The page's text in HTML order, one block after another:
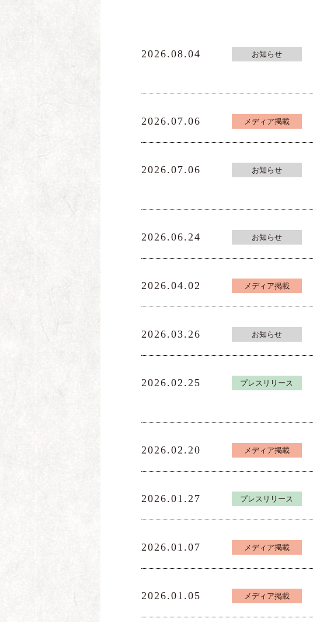
2026.08.04 お知らせ
2026.07.06 メディア掲載
2026.07.06 お知らせ
2026.06.24 お知らせ
2026.04.02 メディア掲載
2026.03.26 お知らせ
2026.02.25 プレスリリース
2026.02.20 メディア掲載
2026.01.27 プレスリリース
2026.01.07 メディア掲載
2026.01.05 メディア掲載